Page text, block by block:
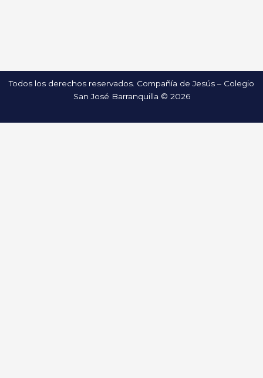
Todos los derechos reservados. Compañía de Jesús – Colegio
San José Barranquilla © 2026